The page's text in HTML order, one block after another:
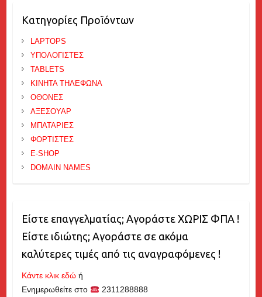
Κατηγορίες Προϊόντων
LAPTOPS
ΥΠΟΛΟΓΙΣΤΕΣ
TABLETS
ΚΙΝΗΤΑ ΤΗΛΕΦΩΝΑ
ΟΘΟΝΕΣ
ΑΞΕΣΟΥΑΡ
ΜΠΑΤΑΡΙΕΣ
ΦΟΡΤΙΣΤΕΣ
E-SHOP
DOMAIN NAMES
Είστε επαγγελματίας; Αγοράστε ΧΩΡΙΣ ΦΠΑ !
Είστε ιδιώτης; Αγοράστε σε ακόμα
καλύτερες τιμές από τις αναγραφόμενες !
Κάντε κλικ εδώή
Ενημερωθείτε στο
2311288888